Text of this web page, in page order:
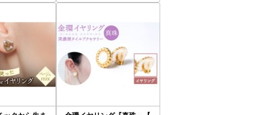
・連絡、各種お問い合わせ、寄附の使い道のお知ら
せん。返礼品発送に関して、必要最低限の範囲にお